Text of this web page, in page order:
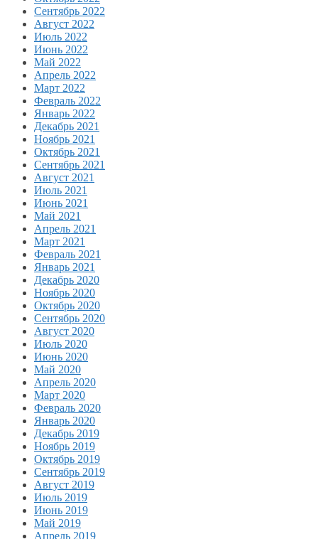
Сентябрь 2022
Август 2022
Июль 2022
Июнь 2022
Май 2022
Апрель 2022
Март 2022
Февраль 2022
Январь 2022
Декабрь 2021
Ноябрь 2021
Октябрь 2021
Сентябрь 2021
Август 2021
Июль 2021
Июнь 2021
Май 2021
Апрель 2021
Март 2021
Февраль 2021
Январь 2021
Декабрь 2020
Ноябрь 2020
Октябрь 2020
Сентябрь 2020
Август 2020
Июль 2020
Июнь 2020
Май 2020
Апрель 2020
Март 2020
Февраль 2020
Январь 2020
Декабрь 2019
Ноябрь 2019
Октябрь 2019
Сентябрь 2019
Август 2019
Июль 2019
Июнь 2019
Май 2019
Апрель 2019